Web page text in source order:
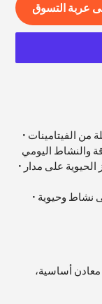
عربة التسوق
عربة
التسوق
الخاصة
بك
• أقراص بيون 3 إنيرجي تحتوي على تركيبة متكاملة من الفيتامينات
• تساعد في تقليل الشعور بالتعب والإرهاق وتعزيز الحيوية على مدار
• مناسب للاستخدام اليومي للبالغين للحفاظ على نشاط وحيوية
أساسية،